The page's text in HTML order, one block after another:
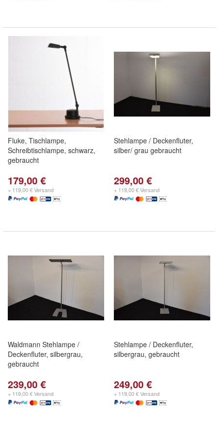
Fluke, Tischlampe,
Schreibtischlampe, schwarz,
gebraucht
179,00 €
+ 119,00 € Versand
Stehlampe / Deckenfluter,
silber/ grau gebraucht
299,00 €
+ 119,00 € Versand
Waldmann Stehlampe /
Deckenfluter, silbergrau,
gebraucht
239,00 €
+ 119,00 € Versand
Stehlampe / Deckenfluter,
silbergrau, gebraucht
249,00 €
+ 119,00 € Versand